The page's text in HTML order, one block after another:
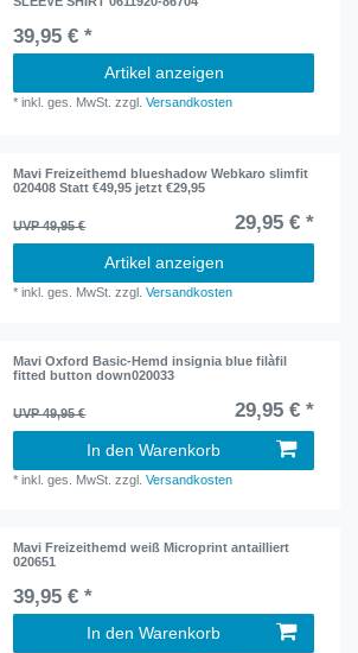
39,95 € *
Artikel anzeigen
*inkl. ges. MwSt. zzgl.Versandkosten
Mavi Freizeithemd blueshadow Webkaro slimfit
020408 Statt €49,95 jetzt €29,95
UVP 49,95 € 29,95 € *
Artikel anzeigen
*inkl. ges. MwSt. zzgl.Versandkosten
Mavi Oxford Basic-Hemd insignia blue filàfil
fitted button down020033
UVP 49,95 € 29,95 € *
In den Warenkorb
*inkl. ges. MwSt. zzgl.Versandkosten
Mavi Freizeithemd weiß Microprint antailliert
020651
39,95 € *
In den Warenkorb